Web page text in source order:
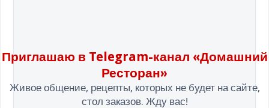
Приглашаю в Telegram-канал «Домашний
Ресторан»
Живое общение, рецепты, которых не будет на сайте,
стол заказов. Жду вас!